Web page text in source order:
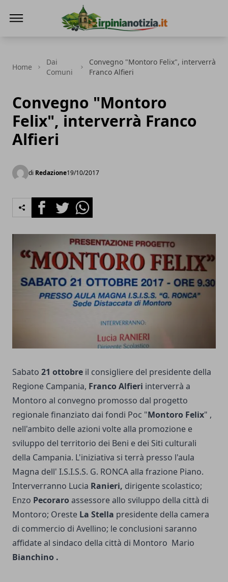
Home
Dai
Comuni
Convegno "Montoro Felix", interverrà
Franco Alfieri
Convegno "Montoro
Felix", interverrà Franco
Alfieri
di Redazione19/10/2017
FacebookTwitterWhatsapp
Sabato 21 ottobre il consigliere del presidente della
Regione Campania, Franco Alfieri interverrà a
Montoro al convegno promosso dal progetto
regionale finanziato dai fondi Poc "Montoro Felix" ,
nell'ambito delle azioni volte alla promozione e
sviluppo del territorio dei Beni e dei Siti culturali
della Campania. L'iniziativa si terrà presso l'aula
Magna dell' I.S.I.S.S. G. RONCA alla frazione Piano.
Interverranno Lucia Ranieri, dirigente scolastico;
Enzo Pecoraro assessore allo sviluppo della città di
Montoro; Oreste La Stella presidente della camera
di commercio di Avellino; le conclusioni saranno
affidate al sindaco della città di Montoro Mario
Bianchino .